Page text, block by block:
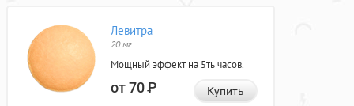
Левитра
20 мг
Мощный эффект на 5ть часов.
от 70Р Купить